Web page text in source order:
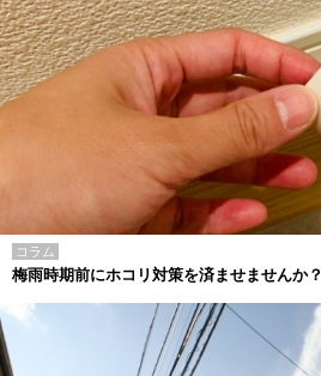
コラム
梅雨時期前にホコリ対策を済ませませんか？